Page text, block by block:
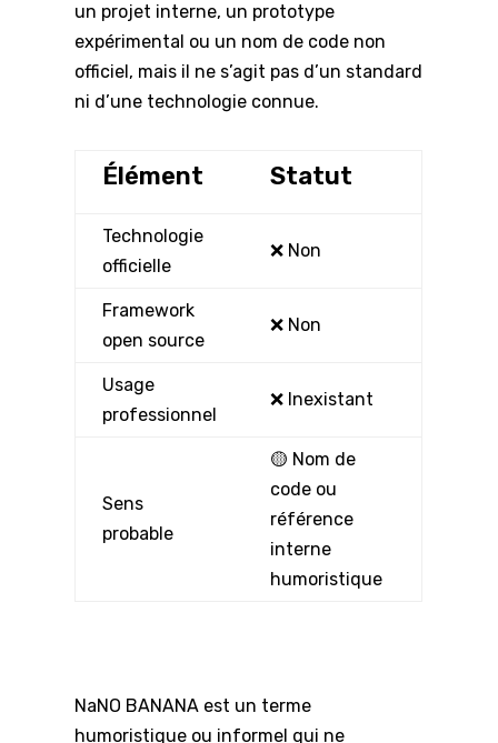
un projet interne, un prototype
expérimental ou un nom de code non
officiel, mais il ne s’agit pas d’un standard
ni d’une technologie connue.
Élément Statut
Technologie
officielle
❌ Non
Framework
open source
❌ Non
Usage
professionnel
❌ Inexistant
Sens
probable
🟡 Nom de
code ou
référence
interne
humoristique
NaNO BANANA est un terme
humoristique ou informel qui ne